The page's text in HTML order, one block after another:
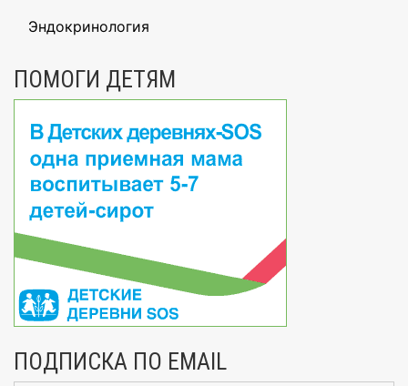
Эндокринология
ПОМОГИ ДЕТЯМ
ПОДПИСКА ПО EMAIL